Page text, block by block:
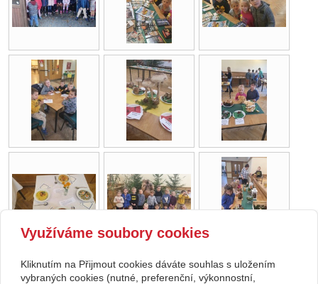
Copyright © 2026 Základní škola, Korytná, okres Uherské Hradiště, příspěvková
Využíváme soubory cookies
Kliknutím na Přijmout cookies dáváte souhlas s uložením
vybraných cookies (nutné, preferenční, výkonnostní,